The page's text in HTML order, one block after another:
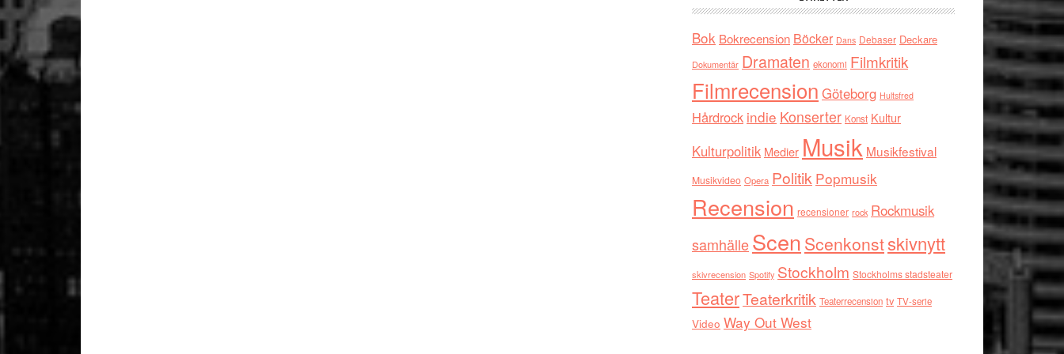
Bok Bokrecension Böcker Dans Debaser Deckare
Dokumentär Dramaten ekonomi Filmkritik
Filmrecension Göteborg Hultsfred
Hårdrock indie Konserter Konst Kultur
Kulturpolitik Medier Musik Musikfestival
Musikvideo Opera Politik Popmusik
Recension recensioner rock Rockmusik
samhälleScen Scenkonstskivnytt
skivrecension Spotify Stockholm Stockholms stadsteater
TeaterTeaterkritik Teaterrecension tv TV-serie
Video Way Out West